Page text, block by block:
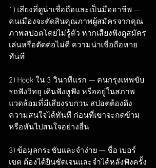
1) เสียงที่ดูน่าเชื่อถือและเป็นมืออาชีพ —
คนเมืองจะตัดสินคุณภาพผู้สมัครจากคุณ
ภาพสปอตโดยไม่รู้ตัว หากเสียงฟังดูสมัคร
เล่นหรือตัดต่อไม่ดี ความน่าเชื่อถือหาย
ทันที
2) Hook ใน 3 วินาทีแรก — คนกรุงเทพขับ
รถฟังวิทยุ เดินฟังหูฟัง หรืออยู่ในสภาพ
แวดล้อมที่มีเสียงรบกวน สปอตต้องดึง
ความสนใจได้ทันที ก่อนที่เขาจะกดข้าม
หรือหันไปสนใจอย่างอื่น
3) ข้อมูลกระชับและจำง่าย — ชื่อ เบอร์
เขต ต้องได้ยินชัดเจนและจำได้หลังฟังครั้ง